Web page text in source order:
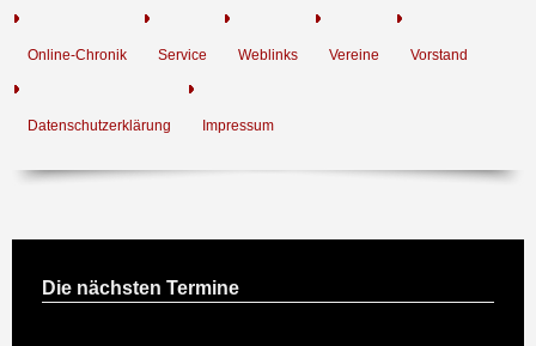
Online-Chronik Service Weblinks Vereine Vorstand
Datenschutzerklärung Impressum
Die nächsten Termine